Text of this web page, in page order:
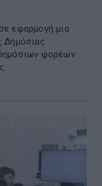
εφαρμογή μια
Δημόσιας
φορέων